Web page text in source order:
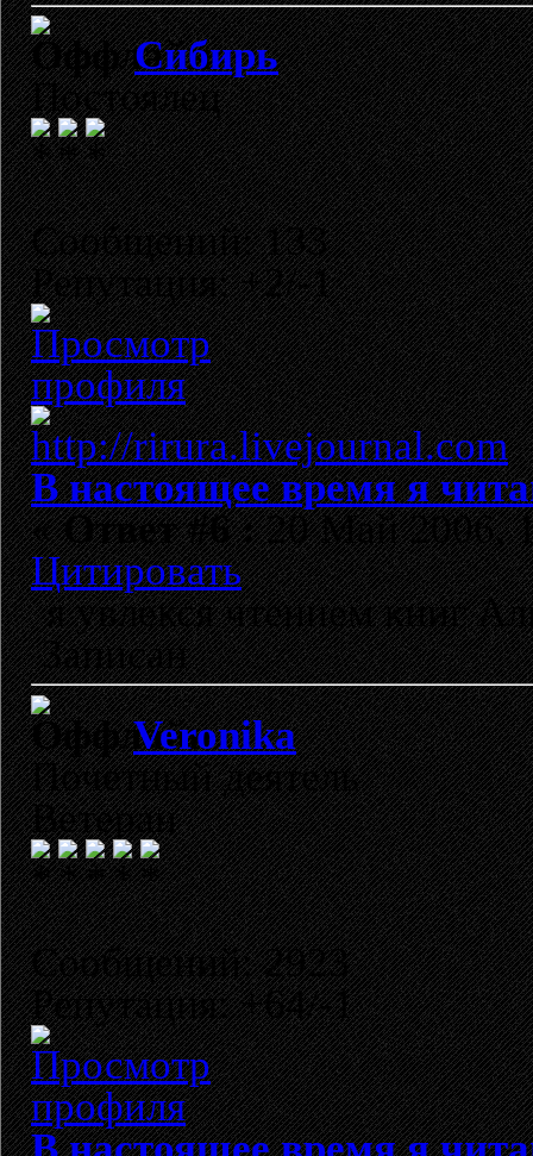
Сибирь
Постоялец
Сообщений: 133
Репутация: +2/-1
В настоящее время я
«Ответ #6 :20 Май 2006,
Цитировать
я увлекся чтением книг
Записан
Veronika
Почетный деятель
Ветеран
Сообщений: 2923
Репутация: +64/-1